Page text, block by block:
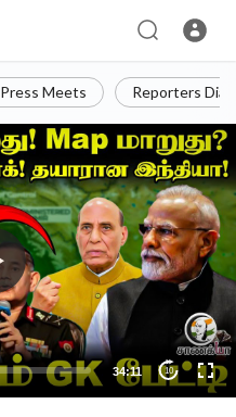
Press Meets Reporters
34:11 10